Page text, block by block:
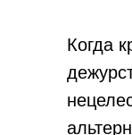
Когда